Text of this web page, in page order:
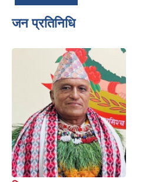
जन प्रतिनिधि